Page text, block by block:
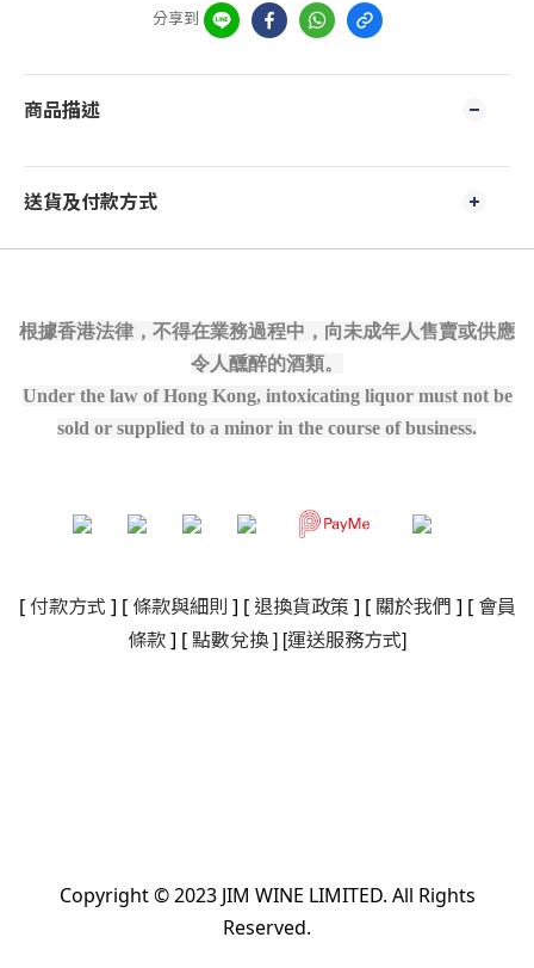
分享到
商品描述
送貨及付款方式
根據香港法律，不得在業務過程中，向未成年人售賣或供應
令人醺醉的酒類。
Under the law of Hong Kong, intoxicating liquor must not be
sold or supplied to a minor in the course of business.
[ 付款方式 ] [ 條款與細則 ] [ 退換貨政策 ] [ 關於我們 ] [ 會員
條款] [點數兌換] [運送服務方式]
Copyright © 2023 JIM WINE LIMITED. All Rights
Reserved.